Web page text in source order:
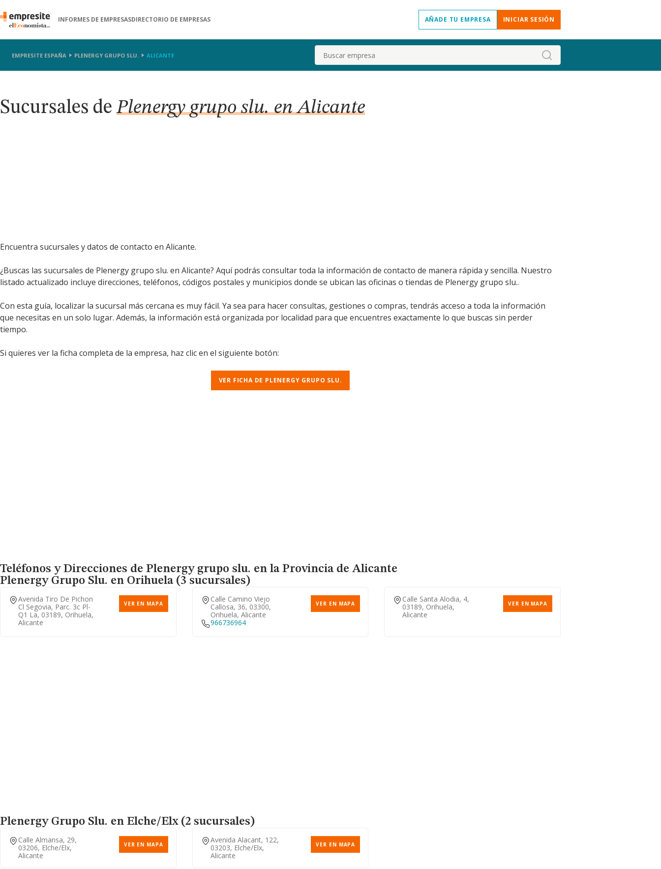
INFORMES DE EMPRESASDIRECTORIO DE EMPRESAS AÑADE TU EMPRESA INICIAR SESIÓN
EMPRESITE ESPAÑA PLENERGY GRUPO SLU. ALICANTE Buscar
Sucursales dePlenergy grupo slu. en Alicante
Encuentra sucursales y datos de contacto en Alicante.
¿Buscas las sucursales de Plenergy grupo slu. en Alicante? Aquí podrás consultar toda la información de contacto de manera rápida y sencilla. Nuestro
listado actualizado incluye direcciones, teléfonos, códigos postales y municipios donde se ubican las oficinas o tiendas de Plenergy grupo slu..
Con esta guía, localizar la sucursal más cercana es muy fácil. Ya sea para hacer consultas, gestiones o compras, tendrás acceso a toda la información
que necesitas en un solo lugar. Además, la información está organizada por localidad para que encuentres exactamente lo que buscas sin perder
tiempo.
Si quieres ver la ficha completa de la empresa, haz clic en el siguiente botón:
VER FICHA DE PLENERGY GRUPO SLU.
Teléfonos y Direcciones de Plenergy grupo slu. en la Provincia de Alicante
Plenergy Grupo Slu. en Orihuela (3 sucursales)
Avenida Tiro De Pichon
Cl Segovia, Parc. 3c Pl-
Q1 La, 03189, Orihuela,
Alicante
VER EN MAPA
Calle Camino Viejo
Callosa, 36, 03300,
Orihuela, Alicante
VER EN MAPA
966736964
Calle Santa Alodia, 4,
03189, Orihuela,
Alicante
VER EN MAPA
Plenergy Grupo Slu. en Elche/Elx (2 sucursales)
Calle Almansa, 29,
03206, Elche/elx,
Alicante
VER EN MAPA
Avenida Alacant, 122,
03203, Elche/elx,
Alicante
VER EN MAPA